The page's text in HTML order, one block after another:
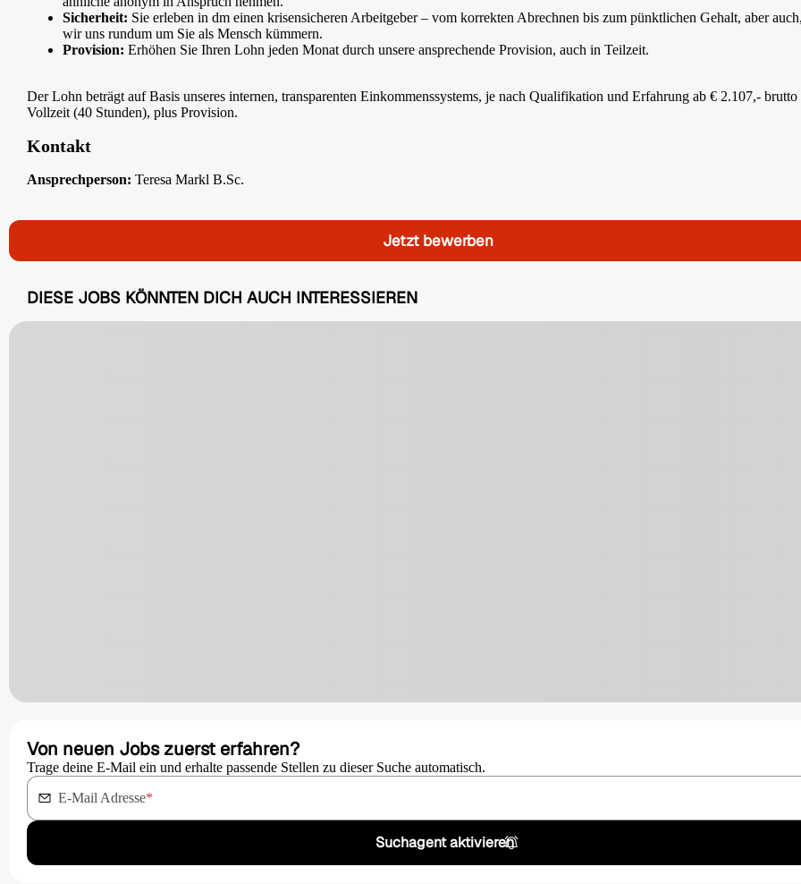
Sicherheit: Sie erleben in dm einen krisensicheren Arbeitgeber – vom korrekten Abrechnen bis zum pünktlichen Gehalt, aber
wir uns rundum um Sie als Mensch kümmern.
Provision: Erhöhen Sie Ihren Lohn jeden Monat durch unsere ansprechende Provision, auch in Teilzeit.
Der Lohn beträgt auf Basis unseres internen, transparenten Einkommenssystems, je nach Qualifikation und Erfahrung ab € 2.107,-
Vollzeit (40 Stunden), plus Provision.
Kontakt
Ansprechperson: Teresa Markl B.Sc.
Jetzt bewerben
DIESE JOBS KÖNNTEN DICH AUCH INTERESSIEREN
Von neuen Jobs zuerst erfahren?
Trage deine E-Mail ein und erhalte passende Stellen zu dieser Suche automatisch.
E-Mail Adresse*
Suchagent aktivieren